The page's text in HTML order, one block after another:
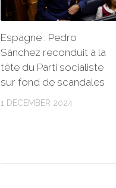
Espagne : Pedro
Sánchez reconduit à la
tête du Parti socialiste
sur fond de scandales
1 DECEMBER 2024